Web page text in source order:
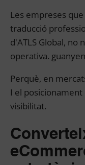
Les empreses
traducció
d'ATLS Global, no
operativa.
Perquè, en
I el posicionament
visibilitat.